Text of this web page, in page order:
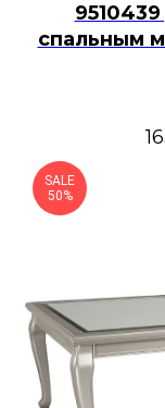
спальным
SALE
50%